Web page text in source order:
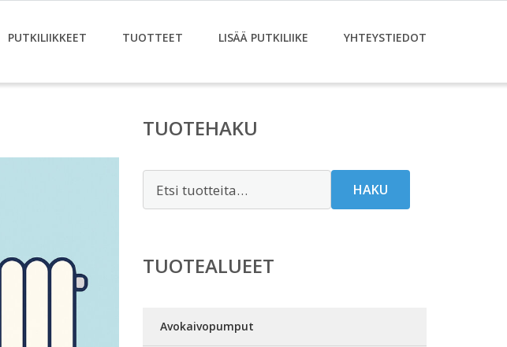
PUTKILIIKKEET TUOTTEET LISÄÄ PUTKILIIKE YHTEYSTIEDOT
TUOTEHAKU
HAKU
TUOTEALUEET
Avokaivopumput